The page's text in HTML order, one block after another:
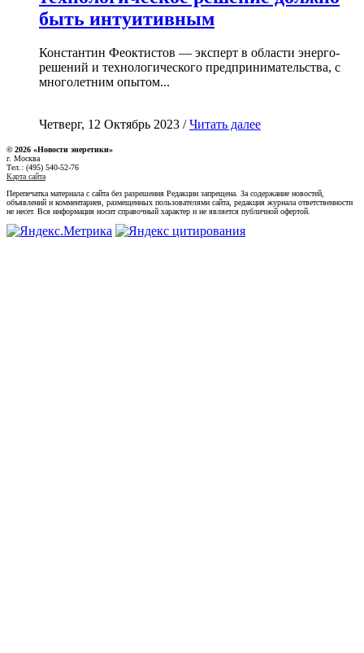
быть интуитивным
Константин Феоктистов — эксперт в области энерго-
решений и технологического предпринимательства, с
многолетним опытом...
Четверг, 12 Октябрь 2023 /Читать далее
© 2026 «Новости энеретики»
г. Москва
Тел.: (495) 540-52-76
Карта сайта
Перепечатка материала с сайта без разрешения Редакции запрещена. За содержание новостей,
объявлений и комментариев, размещенных пользователями сайта, редакция журнала ответственности
не несет. Вся информация носит справочный характер и не является публичной офертой.